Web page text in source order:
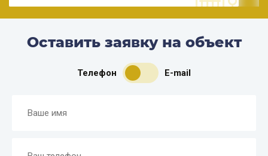
Оставить заявку на объект
Телефон E-mail